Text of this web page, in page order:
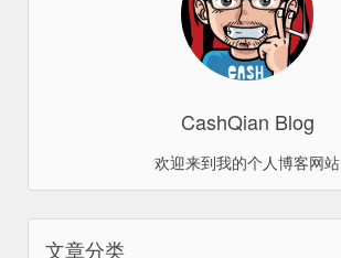
CashQian Blog
欢迎来到我的个人博客网站
文章分类